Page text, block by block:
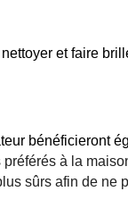
et faire
bénéficieront
préférés à la
sûrs afin de ne